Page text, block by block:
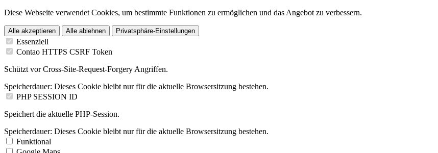
Diese Webseite verwendet Cookies, um bestimmte Funktionen zu ermöglichen und das Angebot zu verbessern.
Alle akzeptieren Alle ablehnen Privatsphäre-Einstellungen
Essenziell
Contao HTTPS CSRF Token
Schützt vor Cross-Site-Request-Forgery Angriffen.
Speicherdauer: Dieses Cookie bleibt nur für die aktuelle Browsersitzung bestehen.
PHP SESSION ID
Speichert die aktuelle PHP-Session.
Speicherdauer: Dieses Cookie bleibt nur für die aktuelle Browsersitzung bestehen.
Funktional